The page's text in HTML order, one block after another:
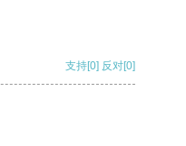
支持[0] 反对[0]